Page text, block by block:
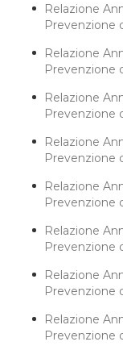
Relazione
Prevenzione
Relazione
Prevenzione
Relazione
Prevenzione
Relazione
Prevenzione
Relazione
Prevenzione
Relazione
Prevenzione
Relazione
Prevenzione
Relazione
Prevenzione